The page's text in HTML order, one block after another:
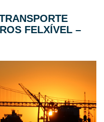
FELXÍVEL –